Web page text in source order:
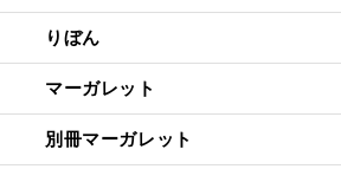
りぼん
マーガレット
別冊マーガレット